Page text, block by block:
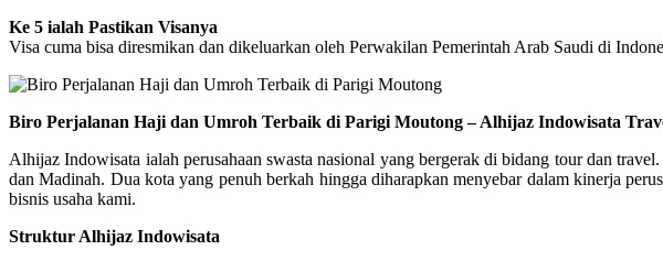
Ke 5 ialah Pastikan Visanya
Visa cuma bisa diresmikan dan dikeluarkan oleh Perwakilan Pemerintah Arab Saudi di
Biro Perjalanan Haji dan Umroh Terbaik di Parigi Moutong – Alhijaz Indowisata
Alhijaz Indowisata ialah perusahaan swasta nasional yang bergerak di bidang tour dan
dan Madinah. Dua kota yang penuh berkah hingga diharapkan menyebar dalam kinerja
bisnis usaha kami.
Struktur Alhijaz Indowisata